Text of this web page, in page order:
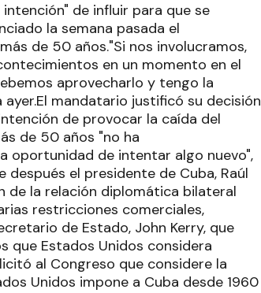
de influir para que se
la semana pasada el
de 50 años."Si nos involucramos,
en un momento en el
aprovecharlo y tengo la
mandatario justificó su decisión
de provocar la caída del
de 50 años "no ha
oportunidad de intentar algo nuevo",
después el presidente de Cuba, Raúl
de la relación diplomática bilateral
restricciones comerciales,
de Estado, John Kerry, que
que Estados Unidos considera
al Congreso que considere la
Unidos impone a Cuba desde 1960